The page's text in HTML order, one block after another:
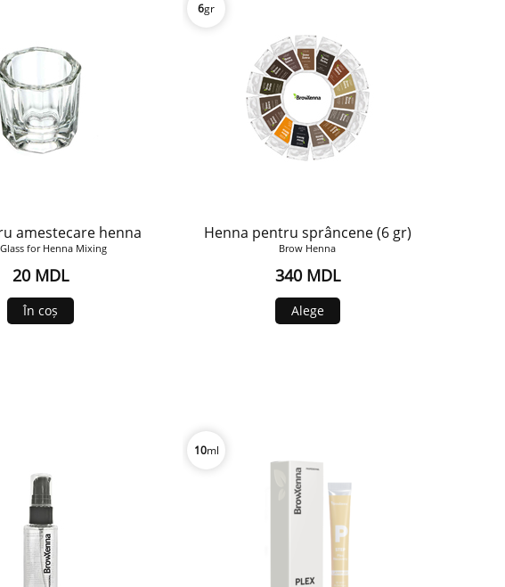
amestecare henna
for Henna Mixing
20 MDL
În coș
6gr
Henna pentru sprâncene (6 gr)
Brow Henna
340 MDL
Alege
10ml